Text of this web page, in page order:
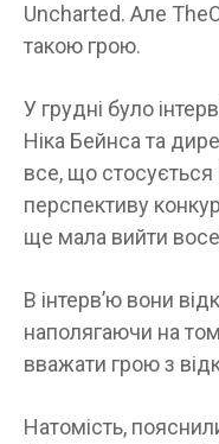
Uncharted. Але
такою грою.
У грудні було
Ніка Бейнса та
все, що стосується
перспективу
ще мала вийти
В інтерв’ю вони
наполягаючи на
вважати грою з
Натомість,